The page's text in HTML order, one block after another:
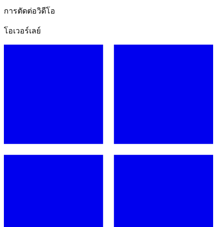
การตัดต่อวิดีโอ
โอเวอร์เลย์